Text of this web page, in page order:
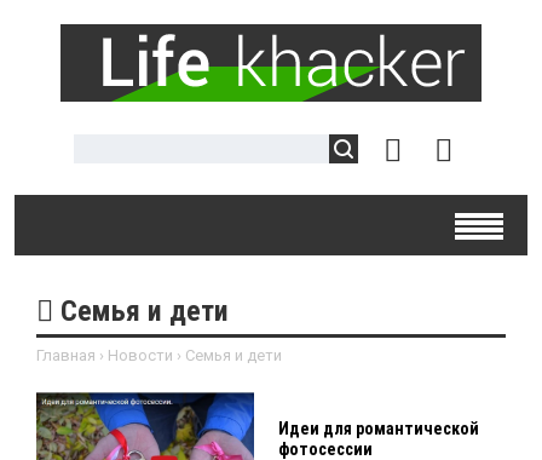
Семья и дети
Главная › Новости › Семья и дети
Идеи для романтической
фотосессии